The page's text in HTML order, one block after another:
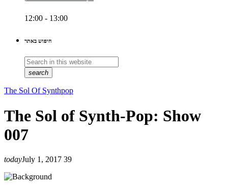
12:00 - 13:00
חיפוש באתר
search
The Sol Of Synthpop
The Sol of Synth-Pop: Show
007
todayJuly 1, 2017 39